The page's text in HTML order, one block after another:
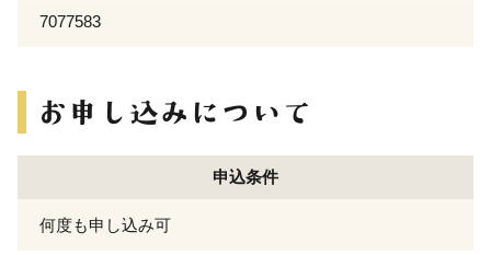
7077583
申込条件
何度も申し込み可